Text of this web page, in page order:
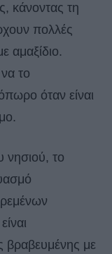
κάνοντας τη
πολλές
αμαξίδιο.
το
όταν είναι
νησιού, το
βραβευμένης με